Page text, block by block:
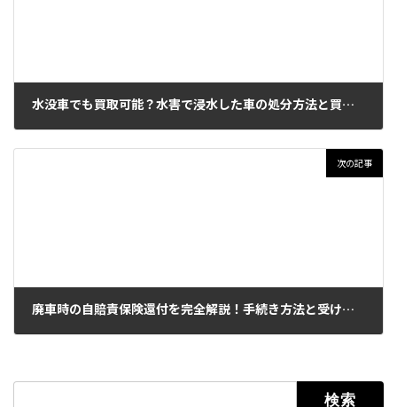
水没車でも買取可能？水害で浸水した車の処分方法と買取のポイント
次の記事
廃車時の自賠責保険還付を完全解説！手続き方法と受け取り額の計算